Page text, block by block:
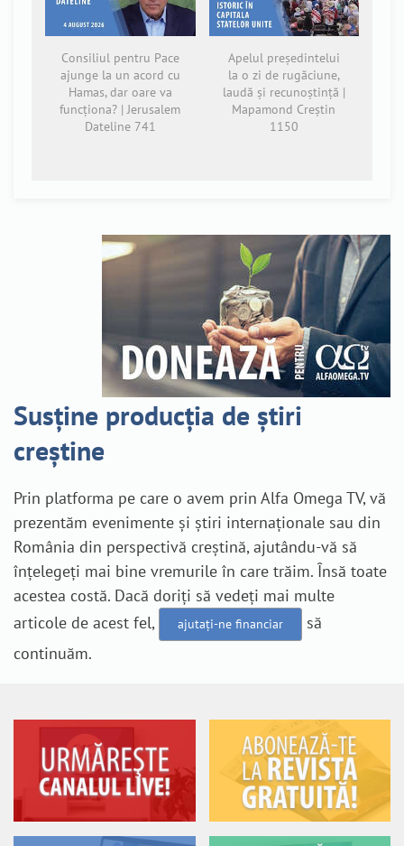
Consiliul pentru Pace
ajunge la un acord cu
Hamas, dar oare va
funcționa? | Jerusalem
Dateline 741
Apelul președintelui
la o zi de rugăciune,
laudă și recunoștință |
Mapamond Creștin
1150
Susține producția de știri
creștine
Prin platforma pe care o avem prin Alfa Omega TV, vă
prezentăm evenimente și știri internaționale sau din
România din perspectivă creștină, ajutându-vă să
înțelegeți mai bine vremurile în care trăim. Însă toate
acestea costă. Dacă doriți să vedeți mai multe
articole de acest fel,
ajutați-ne financiar
să
continuăm.